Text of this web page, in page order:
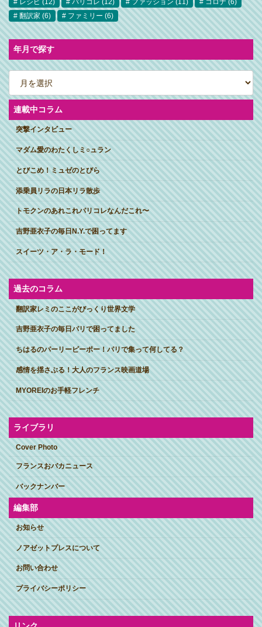
レシピ (12) パリコレ (12) ファッション (11) コロナ (6)
翻訳家 (6) ファミリー (6)
年月で探す
ア
ー
カ
イ
ブ連載中コラム
突撃インタビュー
マダム愛のわたくしミ○ュラン
とびこめ！ミュゼのとびら
添乗員リラの日本リラ散歩
トモクンのあれこれパリコレなんだこれ〜
吉野亜衣子の毎日N.Y.で困ってます
スイーツ・ア・ラ・モード！
過去のコラム
翻訳家レミのここがびっくり世界文学
吉野亜衣子の毎日パリで困ってました
ちはるのパーリーピーポー！パリで集って何してる？
感情を揺さぶる！大人のフランス映画道場
MYOREIのお手軽フレンチ
ライブラリ
Cover Photo
フランスおバカニュース
バックナンバー
編集部
お知らせ
ノアゼットプレスについて
お問い合わせ
プライバシーポリシー